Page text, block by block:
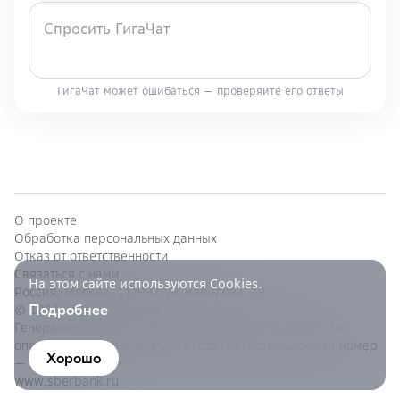
ГигаЧат может ошибаться — проверяйте его ответы
О проекте
Обработка персональных данных
Отказ от ответственности
Связаться с нами
Россия, Москва, 117997, ул. Вавилова, 19
© 1997—ПАО Сбербанк
Генеральная лицензия на осуществление банковских
операций от 11 августа 2015 года. Регистрационный номер
— 1481.
www.sberbank.ru
На этом сайте используются Cookies.
Подробнее
Хорошо